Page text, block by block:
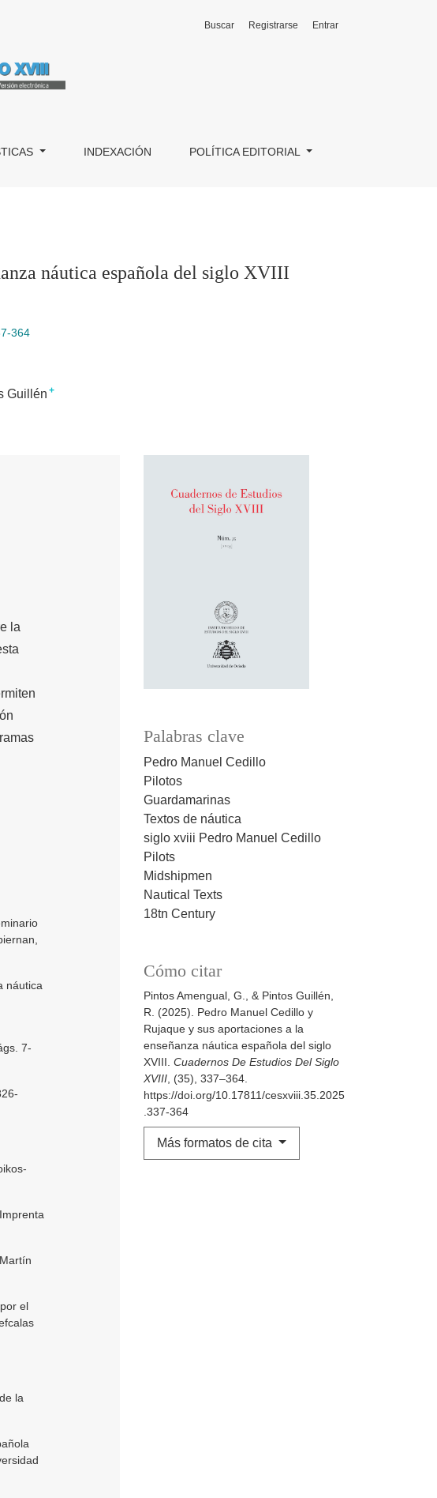
INDEXACIÓN POLÍTICA EDITORIAL
Buscar Registrarse Entrar
náutica española del siglo XVIII
364
Guillén +
Palabras clave
Pedro Manuel Cedillo
Pilotos
Guardamarinas
Textos de náutica
siglo xviii Pedro Manuel Cedillo
Pilots
Midshipmen
Nautical Texts
18tn Century
Cómo citar
Pintos Amengual, G., & Pintos Guillén,
R. (2025). Pedro Manuel Cedillo y
Rujaque y sus aportaciones a la
enseñanza náutica española del siglo
XVIII. Cuadernos De Estudios Del Siglo
XVIII , (35), 337–364.
https://doi.org/10.17811/cesxviii.35.2025
.337-364
Más formatos de cita
la
náutica
7-
el
la